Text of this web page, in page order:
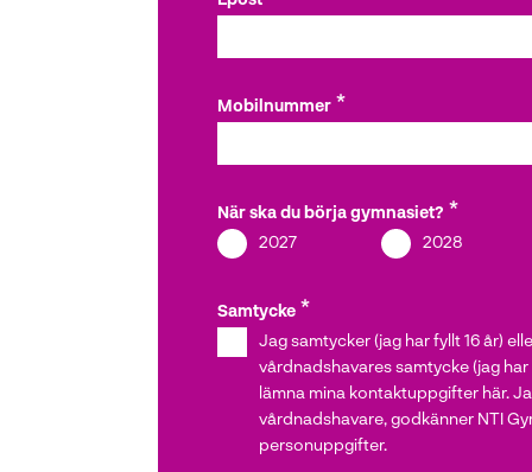
Mobilnummer
När ska du börja gymnasiet?
2027
2028
Samtycke
Jag samtycker (jag har fyllt 16 år)
vårdnadshavares samtycke (jag har
lämna mina kontaktuppgifter här.
vårdnadshavare, godkänner NTI
personuppgifter.